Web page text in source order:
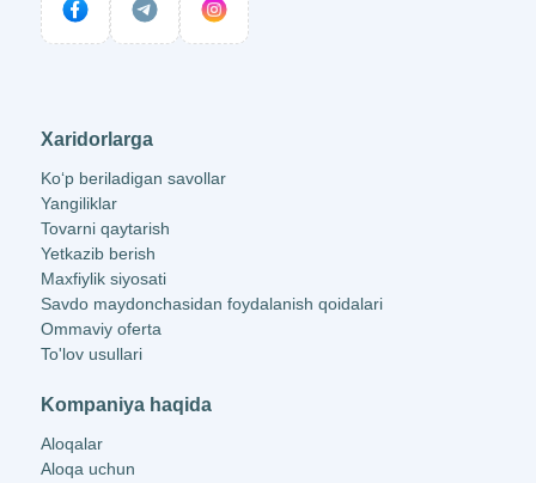
Xaridorlarga
Ko‘p beriladigan savollar
Yangiliklar
Tovarni qaytarish
Yetkazib berish
Maxfiylik siyosati
Savdo maydonchasidan foydalanish qoidalari
Ommaviy oferta
To'lov usullari
Kompaniya haqida
Aloqalar
Aloqa uchun